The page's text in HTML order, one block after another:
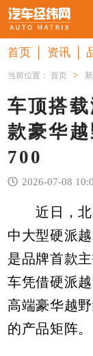
首页 资讯
当前位置：首页 >
车顶搭
款豪华
700
2026-07-08
近日，北
中大型硬派
是品牌首款
车凭借硬派
高端豪华越
的产品矩阵。